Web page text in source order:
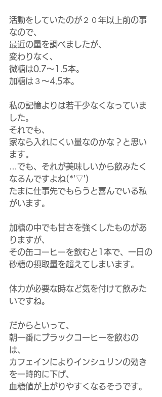
活動をしていたのが２０年以上前の事
なので、
最近の量を調べましたが、
変わりなく、
微糖は0.7～1.5本。
加糖は３～4.5本。
私の記憶よりは若干少なくなっていま
した。
それでも、
家なら入れにくい量なのかな？と思い
ます。
…でも、それが美味しいから飲みたく
なるんですよね(*'▽')
たまに仕事先でもらうと喜んでいる私
がいます。
加糖の中でも甘さを強くしたものがあ
りますが、
その缶コーヒーを飲むと1本で、一日の
砂糖の摂取量を超えてしまいます。
体力が必要な時など気を付けて飲みた
いですね。
だからといって、
朝一番にブラックコーヒーを飲むの
は、
カフェインによりインシュリンの効き
を一時的に下げ、
血糖値が上がりやすくなるそうです。